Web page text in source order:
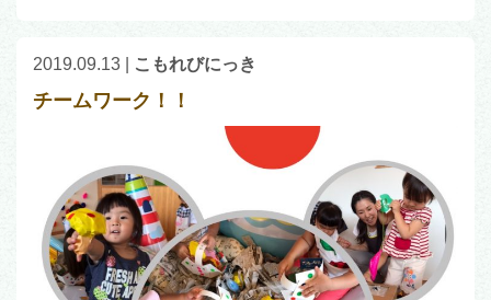
2019.09.13 こもれびにっき
チームワーク！！